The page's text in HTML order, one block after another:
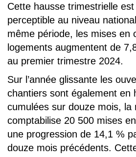
Cette hausse trimestrielle
perceptible au niveau
même période, les mises en
logements augmentent de
au premier trimestre 2024.
Sur l’année glissante les
chantiers sont également en
cumulées sur douze mois, la
comptabilise 20 500 mises
une progression de 14,1 %
douze mois précédents.